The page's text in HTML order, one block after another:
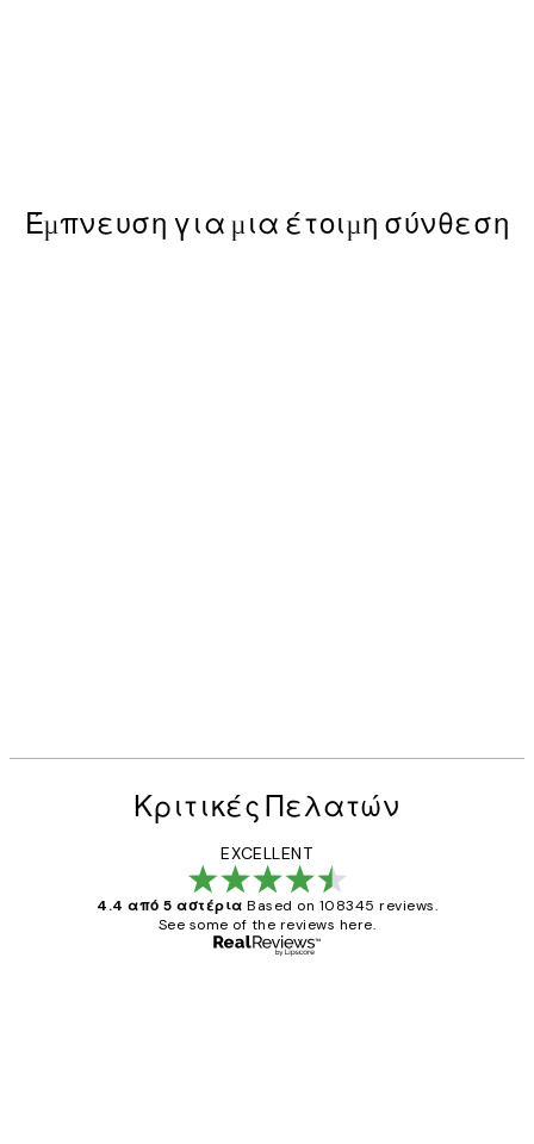
Έμπνευση για μια έτοιμη σύνθεση
Κριτικές Πελατών
EXCELLENT
4.4 από 5 αστέρια Based on 108345 reviews.
See some of the reviews here.